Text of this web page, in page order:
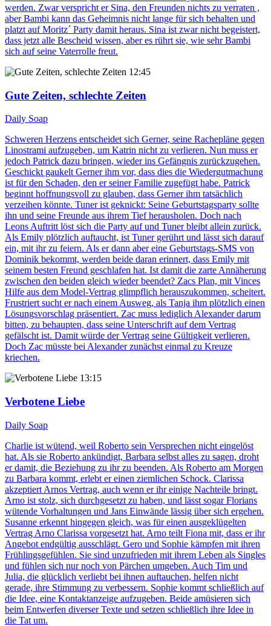
werden. Zwar verspricht er Sina, den Freunden nichts zu verraten ,
aber Bambi kann das Geheimnis nicht lange für sich behalten und
platzt auf Moritz´ Party damit heraus. Sina ist zwar nicht begeistert,
dass jetzt alle Bescheid wissen, aber es rührt sie, wie sehr Bambi
sich auf seine Vaterrolle freut.
12:45
Gute Zeiten, schlechte Zeiten
Daily Soap
Schweren Herzens entscheidet sich Gerner, seine Rachepläne gegen
Linostrami aufzugeben, um Katrin nicht zu verlieren. Nun muss er
jedoch Patrick dazu bringen, wieder ins Gefängnis zurückzugehen.
Geschickt gaukelt Gerner ihm vor, dass dies die Wiedergutmachung
ist für den Schaden, den er seiner Familie zugefügt habe. Patrick
beginnt hoffnungsvoll zu glauben, dass Gerner ihm tatsächlich
verzeihen könnte. Tuner ist geknickt: Seine Geburtstagsparty sollte
ihn und seine Freunde aus ihrem Tief herausholen. Doch nach
Leons Auftritt löst sich die Party auf und Tuner bleibt allein zurück.
Als Emily plötzlich auftaucht, ist Tuner gerührt und lässt sich darauf
ein, mit ihr zu feiern. Als er dann aber eine Geburtstags-SMS von
Dominik bekommt, werden beide daran erinnert, dass Emily mit
seinem besten Freund geschlafen hat. Ist damit die zarte Annäherung
zwischen den beiden gleich wieder beendet? Zacs Plan, mit Vinces
Hilfe aus dem Model-Vertrag glimpflich herauszukommen, scheitert.
Frustriert sucht er nach einem Ausweg, als Tanja ihm plötzlich einen
Lösungsvorschlag präsentiert. Zac muss lediglich Alexander darum
bitten, zu behaupten, dass seine Unterschrift auf dem Vertrag
gefälscht ist. Damit würde der Vertrag seine Gültigkeit verlieren.
Doch Zac müsste bei Alexander zunächst einmal zu Kreuze
kriechen.
13:15
Verbotene Liebe
Daily Soap
Charlie ist wütend, weil Roberto sein Versprechen nicht eingelöst
hat. Als sie Roberto ankündigt, Barbara selbst alles zu sagen, droht
er damit, die Beziehung zu ihr zu beenden. Als Roberto am Morgen
zu Barbara kommt, erlebt er einen ziemlichen Schock. Clarissa
akzeptiert Arnos Vertrag, auch wenn er ihr einige Nachteile bringt.
Arno ist stolz, sich durchgesetzt zu haben, und lässt sogar Florians
wütende Vorhaltungen und Jans Einwände lässig über sich ergehen.
Susanne erkennt hingegen gleich, was für einen ausgeklügelten
Vertrag Arno Clarissa vorgesetzt hat. Arno teilt Fiona mit, dass er ihr
Angebot endgültig ausschlägt. Gero und Sophie kämpfen mit ihren
Frühlingsgefühlen. Sie sind unzufrieden mit ihrem Leben als Singles
und fühlen sich nur noch von Pärchen umgeben. Auch Tim und
Julia, die glücklich verliebt bei ihnen auftauchen, helfen nicht
gerade, ihre Stimmung zu verbessern. Sophie kommt schließlich auf
die Idee, eine Kontaktanzeige aufzugeben. Beide amüsieren sich
beim Entwerfen diverser Texte und setzen schließlich ihre Idee in
die Tat um.